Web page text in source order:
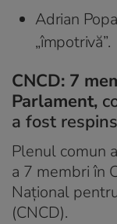
Adrian
„împotrivă”.
CNCD: 7
Parlament,
a fost respins
Plenul comun
a 7 membri în
Naţional
(CNCD).